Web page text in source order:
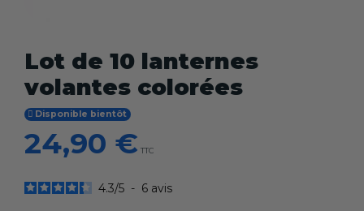
Lot de 10 lanternes
volantes colorées
Disponible bientôt
24,90 € TTC
4.3/5 - 6 avis